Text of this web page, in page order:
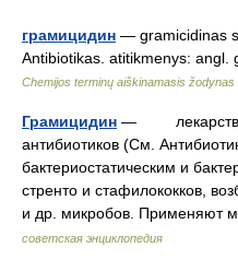
грамицидин — gramicidinas
Antibiotikas. atitikmenys:
Chemijos terminų aiškinamasis žodynas
Грамицидин —
антибиотиков (См.
бактериостатическим и
стренто и стафилококков,
и др. микробов. Применяют
советская энциклопедия